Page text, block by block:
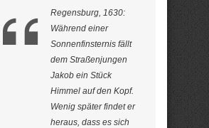
Regensburg, 1630:
Während einer
Sonnenfinsternis fällt
dem Straßenjungen
Jakob ein Stück
Himmel auf den Kopf.
Wenig später findet er
heraus, dass es sich